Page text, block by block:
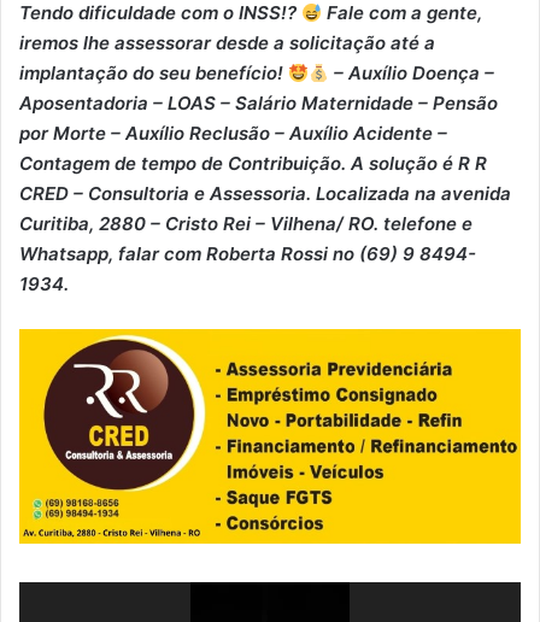
Tendo dificuldade com o INSS!?
Fale com a gente,
iremos lhe assessorar desde a solicitação até a
implantação do seu benefício!
– Auxílio Doença –
⁠Aposentadoria – ⁠LOAS – ⁠Salário Maternidade – ⁠Pensão
por Morte – ⁠Auxílio Reclusão – ⁠Auxílio Acidente –
⁠Contagem de tempo de Contribuição. A solução é R R
CRED – Consultoria e Assessoria. Localizada na avenida
Curitiba, 2880 – Cristo Rei – Vilhena/ RO. telefone e
Whatsapp, falar com Roberta Rossi no (69) 9 8494-
1934.